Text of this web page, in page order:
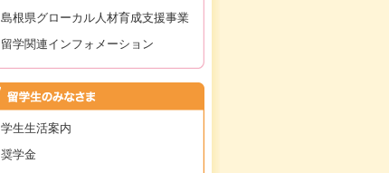
島根県グローカル人材育成支援事業
留学関連インフォメーション
学生生活案内
奨学金